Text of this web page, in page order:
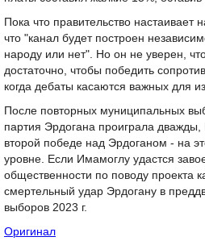
Пока что правительство настаивает
что "канал будет построен
народу или нет". Но он не уверен,
достаточно, чтобы победить
когда дебаты касаются важных для
После повторных муниципальных
партия Эрдогана проиграла дважды,
второй победе над Эрдоганом - на
уровне. Если Имамоглу удастся
общественности по поводу проекта
смертельный удар Эрдогану в
выборов 2023 г.
Оригинал